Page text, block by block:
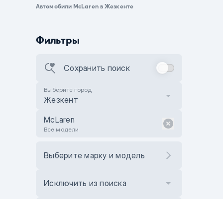
Автомобили McLaren в Жезкенте
Фильтры
Сохранить поиск
Выберите город
Жезкент
McLaren
Все модели
Выберите марку и модель
Исключить из поиска